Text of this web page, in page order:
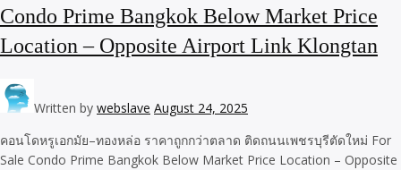
Condo Prime Bangkok Below Market Price
Location – Opposite Airport Link Klongtan
Written by webslave August 24, 2025
คอนโดหรูเอกมัย–ทองหล่อ ราคาถูกกว่าตลาด ติดถนนเพชรบุรีตัดใหม่ For
Sale Condo Prime Bangkok Below Market Price Location – Opposite